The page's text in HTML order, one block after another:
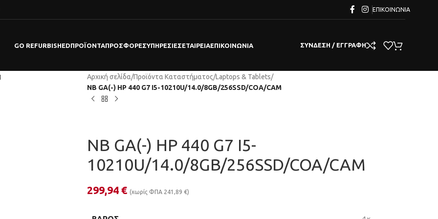
ΕΠΙΚΟΙΝΩΝΊΑ
GO REFURBISHEDΠΡΟΪΌΝΤΑΠΡΟΣΦΟΡΕΣΥΠΗΡΕΣΊΕΣΕΤΑΙΡΕΊΑΕΠΙΚΟΙΝΩΝΊΑ ΣΎΝΔΕΣΗ / ΕΓΓΡΑΦΉ
Αρχική σελίδα/Προϊόντα Καταστήματος/Laptops & Tablets/
NB GA(-) HP 440 G7 I5-10210U/14.0/8GB/256SSD/COA/CAM
NB GA(-) HP 440 G7 I5-
10210U/14.0/8GB/256SSD/COA/CAM
299,94 € (χωρίς ΦΠΑ 241,89 €)